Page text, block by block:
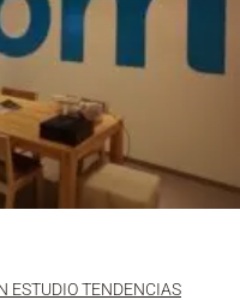
ESTUDIO TENDENCIAS